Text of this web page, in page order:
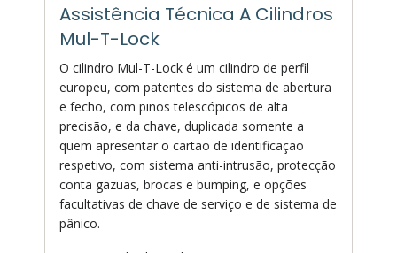
Assistência Técnica A Cilindros
Mul-T-Lock
O cilindro Mul-T-Lock é um cilindro de perfil
europeu, com patentes do sistema de abertura
e fecho, com pinos telescópicos de alta
precisão, e da chave, duplicada somente a
quem apresentar o cartão de identificação
respetivo, com sistema anti-intrusão, protecção
conta gazuas, brocas e bumping, e opções
facultativas de chave de serviço e de sistema de
pânico.